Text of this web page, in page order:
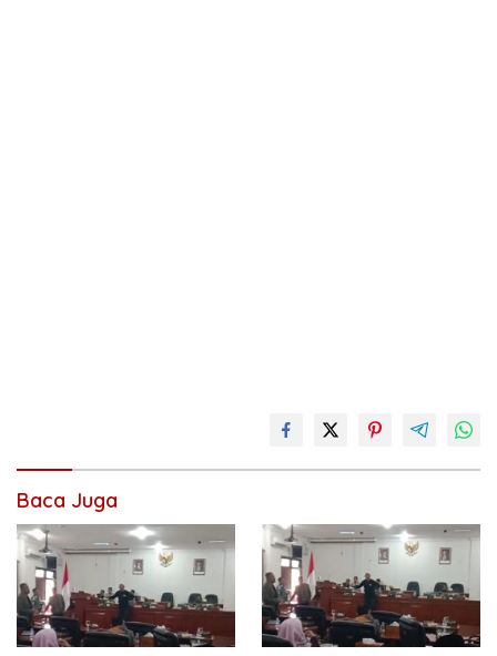
Baca Juga